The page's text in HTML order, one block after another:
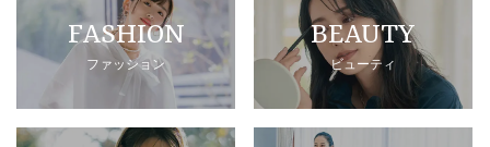
FASHION
ファッション
BEAUTY
ビューティ